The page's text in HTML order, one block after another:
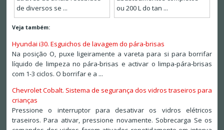
de diversos se ...
ou 200 L do tan ...
Veja também:
Hyundai i30. Esguichos de lavagem do pára-brisas
Na posição O, puxe ligeiramente a vareta para si para borrifar
líquido de limpeza no pára-brisas e activar o limpa-pára-brisas
com 1-3 ciclos. O borrifar e a ...
Chevrolet Cobalt. Sistema de segurança dos vidros traseiros para
crianças
Pressione o interruptor para desativar os vidros elétricos
traseiros. Para ativar, pressione novamente. Sobrecarga Se os